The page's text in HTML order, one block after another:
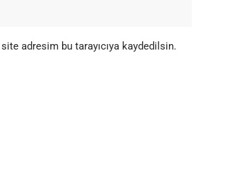
adresim bu tarayıcıya kaydedilsin.